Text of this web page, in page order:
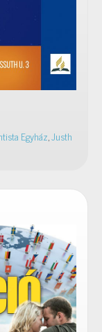
Egyház,Justh